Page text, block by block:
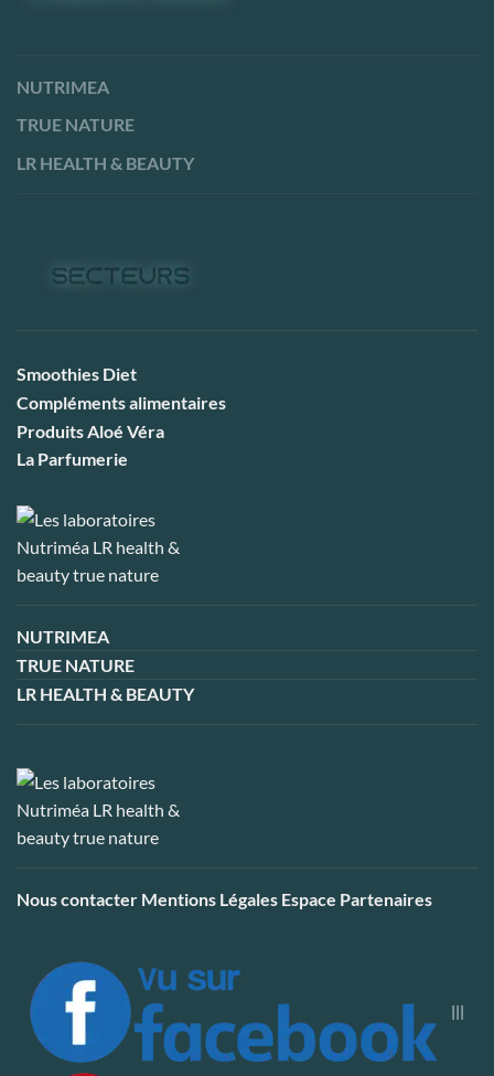
NUTRIMEA
TRUE NATURE
LR HEALTH & BEAUTY
Smoothies Diet
Compléments alimentaires
Produits Aloé Véra
La Parfumerie
NUTRIMEA
TRUE NATURE
LR HEALTH & BEAUTY
Nous contacter Mentions Légales Espace Partenaires
|||